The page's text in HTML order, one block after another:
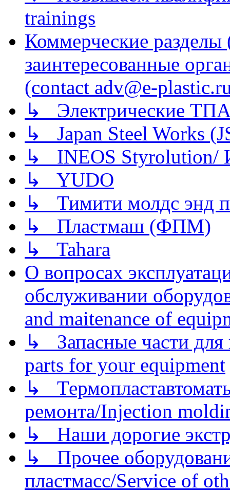
trainings
Коммерческие
заинтересованные
(contact adv@e-
↳ Электрические
↳ Japan Steel Works
↳ INEOS
↳ YUDO
↳ Тимити молдс энд
↳ Пластмаш (ФПМ)
↳ Tahara
О вопросах
обслуживании
and maitenance of
↳ Запасные части для
parts for your equipment
↳
ремонта/Injection
↳ Наши дорогие
↳ Прочее
пластмасс/Service of